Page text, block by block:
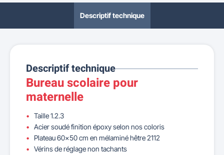
Descriptif technique
Descriptif technique
Bureau scolaire pour
maternelle
Taille 1.2.3
Acier soudé finition époxy selon nos coloris
Plateau 60x50 cm en mélaminé hêtre 2112
Vérins de réglage non tachants